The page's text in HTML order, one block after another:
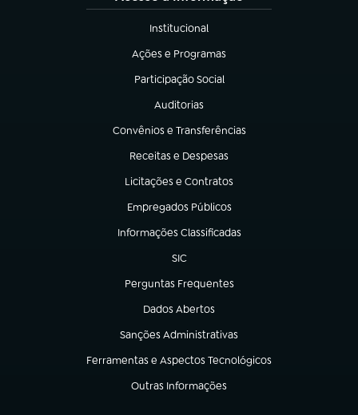
Institucional
(abre em nova aba)
Ações e Programas
(abre em nova aba)
Participação Social
(abre em nova aba)
Auditorias
(abre em nova aba)
Convênios e Transferências
(abre em nova aba)
Receitas e Despesas
(abre em nova aba)
Licitações e Contratos
(abre em nova aba)
Empregados Públicos
(abre em nova aba)
Informações Classificadas
(abre em nova aba)
SIC
(abre em nova aba)
Perguntas Frequentes
(abre em nova aba)
Dados Abertos
(abre em nova aba)
Sanções Administrativas
(abre em nova aba)
Ferramentas e Aspectos Tecnológicos
(abre em nova aba)
Outras Informações
(abre em nova aba)